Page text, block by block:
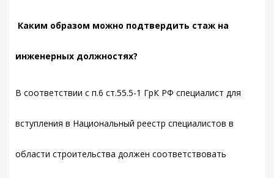
Каким образом можно подтвердить стаж на
инженерных должностях?
В соответствии с п.6 ст.55.5-1 ГрК РФ специалист для
вступления в Национальный реестр специалистов в
области строительства должен соответствовать